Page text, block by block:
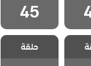
45
هذا
يسعني
35
مسلسل هذا
العالم لا يسعني
مدبلج الحلقة 34
حلقة